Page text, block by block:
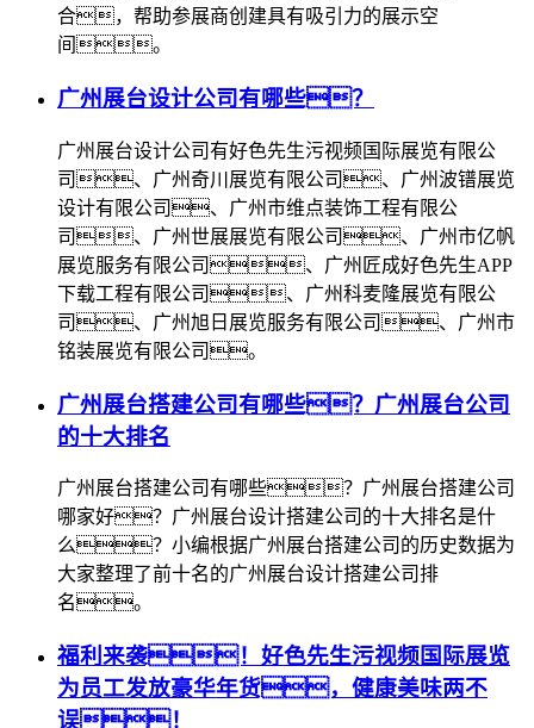
合，帮助参展商创建具有吸引力的展示空
间。
广州展台设计公司有哪些？
广州展台设计公司有好色先生污视频国际展览有限公
司、广州奇川展览有限公司、广州波镨展览
设计有限公司、广州市维点装饰工程有限公
司、广州世展展览有限公司、广州市亿帆
展览服务有限公司、广州匠成好色先生APP
下载工程有限公司、广州科麦隆展览有限公
司、广州旭日展览服务有限公司、广州市
铭装展览有限公司。
广州展台搭建公司有哪些？广州展台公司
的十大排名
广州展台搭建公司有哪些？广州展台搭建公司
哪家好？广州展台设计搭建公司的十大排名是什
么？小编根据广州展台搭建公司的历史数据为
大家整理了前十名的广州展台设计搭建公司排
名。
福利来袭！好色先生污视频国际展览
为员工发放豪华年货，健康美味两不
误！